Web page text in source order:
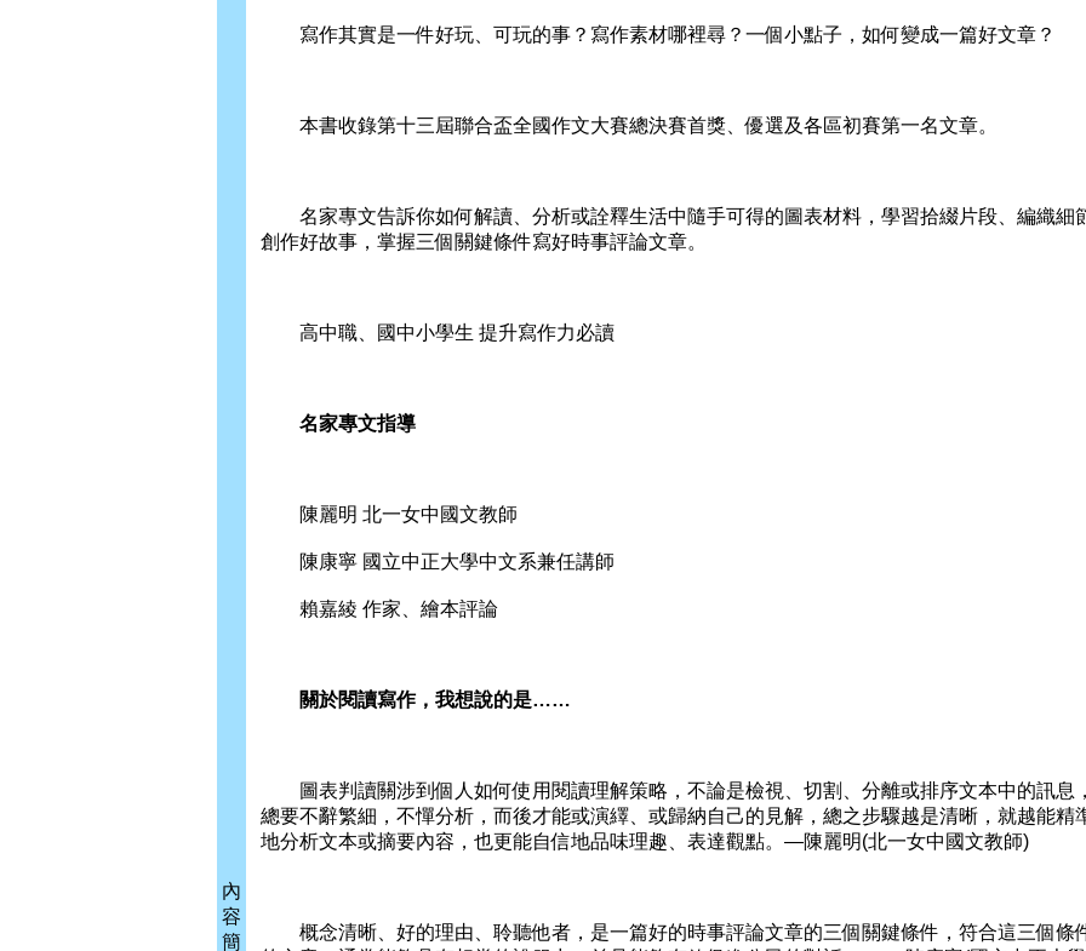
內
容
簡
寫作其實是一件好玩、可玩的事？寫作素材哪裡尋？一個小點子，如何變成一篇好文章？
本書收錄第十三屆聯合盃全國作文大賽總決賽首獎、優選及各區初賽第一名文章。
名家專文告訴你如何解讀、分析或詮釋生活中隨手可得的圖表材料，學習拾綴片段、編織細
創作好故事，掌握三個關鍵條件寫好時事評論文章。
高中職、國中小學生 提升寫作力必讀
名家專文指導
陳麗明 北一女中國文教師
陳康寧 國立中正大學中文系兼任講師
賴嘉綾 作家、繪本評論
關於閱讀寫作，我想說的是……
圖表判讀關涉到個人如何使用閱讀理解策略，不論是檢視、切割、分離或排序文本中的訊息
總要不辭繁細，不憚分析，而後才能或演繹、或歸納自己的見解，總之步驟越是清晰，就越能精
地分析文本或摘要內容，也更能自信地品味理趣、表達觀點。—陳麗明(北一女中國文教師)
概念清晰、好的理由、聆聽他者，是一篇好的時事評論文章的三個關鍵條件，符合這三個條